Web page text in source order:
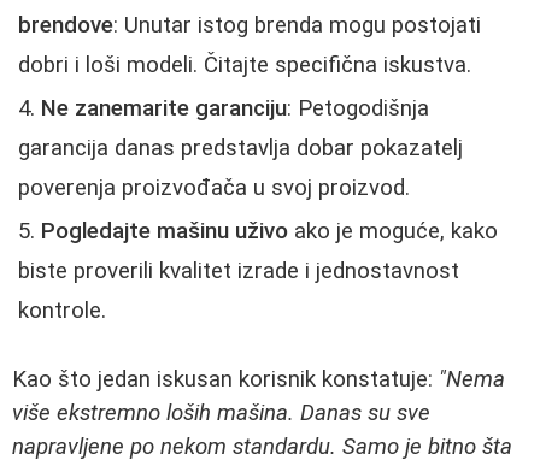
brendove: Unutar istog brenda mogu postojati
dobri i loši modeli. Čitajte specifična iskustva.
Ne zanemarite garanciju: Petogodišnja
garancija danas predstavlja dobar pokazatelj
poverenja proizvođača u svoj proizvod.
Pogledajte mašinu uživo ako je moguće, kako
biste proverili kvalitet izrade i jednostavnost
kontrole.
Kao što jedan iskusan korisnik konstatuje: "Nema
više ekstremno loših mašina. Danas su sve
napravljene po nekom standardu. Samo je bitno šta